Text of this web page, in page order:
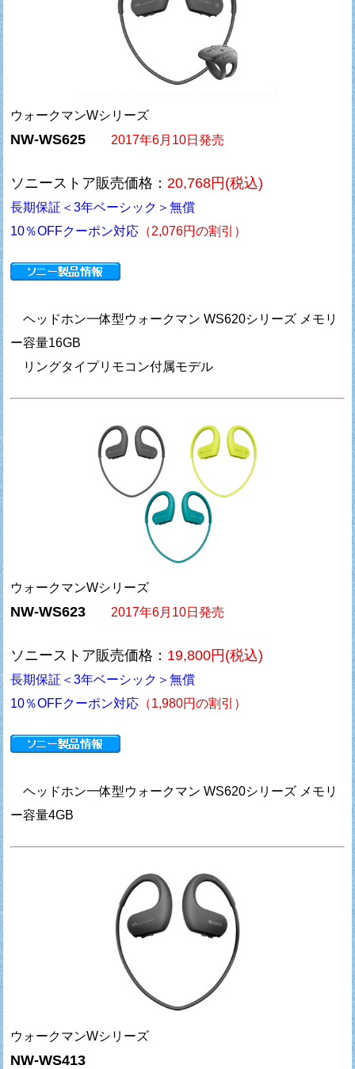
ウォークマンWシリーズ
NW-WS625 2017年6月10日発売
ソニーストア販売価格： 20,768円(税込)
長期保証＜3年ベーシック＞無償
10％OFFクーポン対応 （2,076円の割引）
ヘッドホン一体型ウォークマン WS620シリーズ メモリ
ー容量16GB
リングタイプリモコン付属モデル
ウォークマンWシリーズ
NW-WS623 2017年6月10日発売
ソニーストア販売価格： 19,800円(税込)
長期保証＜3年ベーシック＞無償
10％OFFクーポン対応 （1,980円の割引）
ヘッドホン一体型ウォークマン WS620シリーズ メモリ
ー容量4GB
ウォークマンWシリーズ
NW-WS413